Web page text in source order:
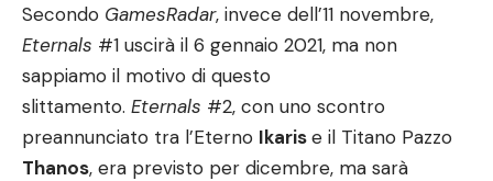
Secondo GamesRadar, invece dell’11 novembre,
Eternals #1 uscirà il 6 gennaio 2021, ma non
sappiamo il motivo di questo
slittamento. Eternals #2, con uno scontro
preannunciato tra l’Eterno Ikarise il Titano Pazzo
Thanos, era previsto per dicembre, ma sarà